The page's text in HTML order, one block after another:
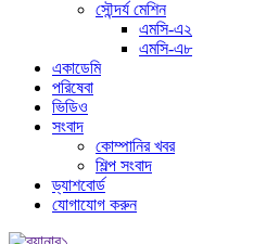
সৌন্দর্য মেশিন
এমসি-এ২
এমসি-এ৮
একাডেমি
পরিষেবা
ভিডিও
সংবাদ
কোম্পানির খবর
শিল্প সংবাদ
ড্যাশবোর্ড
যোগাযোগ করুন